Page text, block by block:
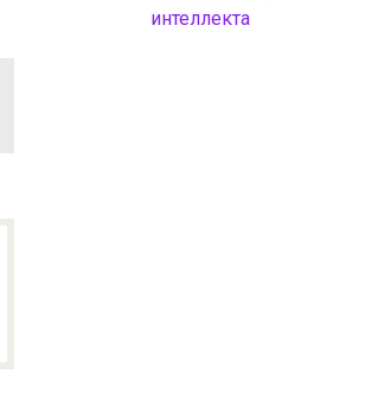
интеллекта